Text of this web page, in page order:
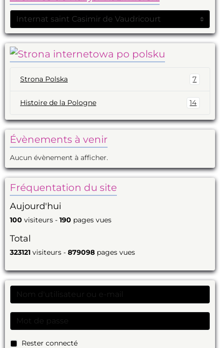
Strona Polska 7
Histoire de la Pologne 14
Évènements à venir
Aucun évènement à afficher.
Fréquentation du site
Aujourd'hui
100 visiteurs - 190 pages vues
Total
323121 visiteurs - 879098 pages vues
Rester connecté